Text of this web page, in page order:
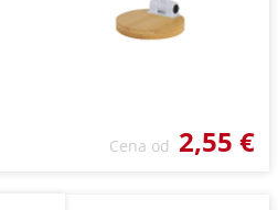
Cena od 2,55 €